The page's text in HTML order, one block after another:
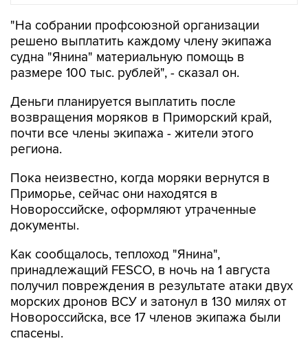
"На собрании профсоюзной организации
решено выплатить каждому члену экипажа
судна "Янина" материальную помощь в
размере 100 тыс. рублей", - сказал он.
Деньги планируется выплатить после
возвращения моряков в Приморский край,
почти все члены экипажа - жители этого
региона.
Пока неизвестно, когда моряки вернутся в
Приморье, сейчас они находятся в
Новороссийске, оформляют утраченные
документы.
Как сообщалось, теплоход "Янина",
принадлежащий FESCO, в ночь на 1 августа
получил повреждения в результате атаки двух
морских дронов ВСУ и затонул в 130 милях от
Новороссийска, все 17 членов экипажа были
спасены.